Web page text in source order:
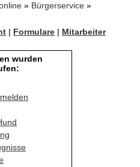
» Bürgerservice »
| Formulare | Mitarbeiter
wurden